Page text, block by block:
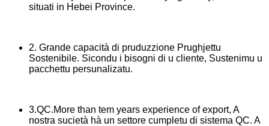
situati in Hebei Province.
2. Grande capacità di pruduzzione Prughjettu
Sostenibile. Sicondu i bisogni di u cliente, Sustenimu u
pacchettu persunalizatu.
3.QC.More than tem years experience of export, A
nostra sucietà hà un settore cumpletu di sistema QC. A